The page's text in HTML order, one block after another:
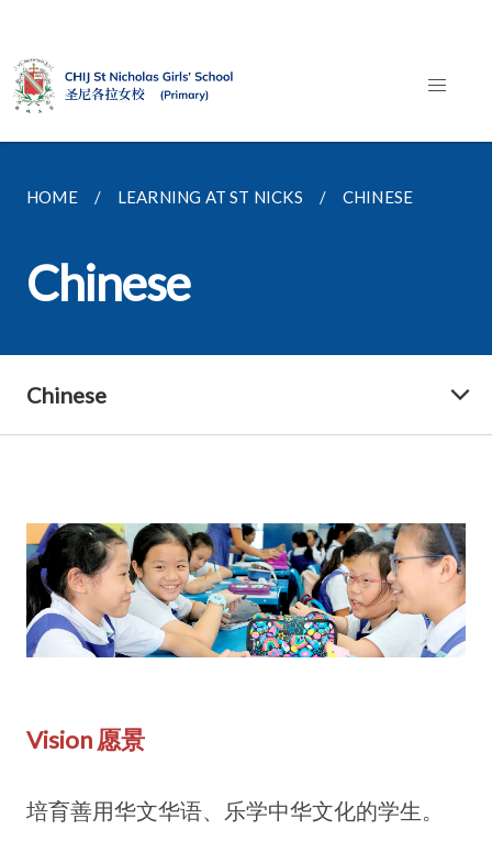
HOME LEARNING AT ST NICKS CHINESE
Chinese
Chinese
Vision 愿景
培育善用华文华语、乐学中华文化的学生。